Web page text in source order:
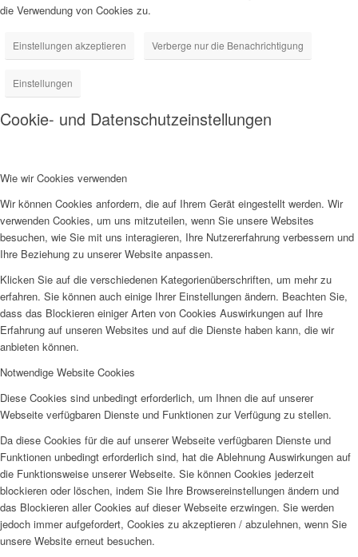
die Verwendung von Cookies zu.
Einstellungen akzeptieren Verberge nur die Benachrichtigung
Einstellungen
Cookie- und Datenschutzeinstellungen
Wie wir Cookies verwenden
Wir können Cookies anfordern, die auf Ihrem Gerät eingestellt werden. Wir
verwenden Cookies, um uns mitzuteilen, wenn Sie unsere Websites
besuchen, wie Sie mit uns interagieren, Ihre Nutzererfahrung verbessern und
Ihre Beziehung zu unserer Website anpassen.
Klicken Sie auf die verschiedenen Kategorienüberschriften, um mehr zu
erfahren. Sie können auch einige Ihrer Einstellungen ändern. Beachten Sie,
dass das Blockieren einiger Arten von Cookies Auswirkungen auf Ihre
Erfahrung auf unseren Websites und auf die Dienste haben kann, die wir
anbieten können.
Notwendige Website Cookies
Diese Cookies sind unbedingt erforderlich, um Ihnen die auf unserer
Webseite verfügbaren Dienste und Funktionen zur Verfügung zu stellen.
Da diese Cookies für die auf unserer Webseite verfügbaren Dienste und
Funktionen unbedingt erforderlich sind, hat die Ablehnung Auswirkungen auf
die Funktionsweise unserer Webseite. Sie können Cookies jederzeit
blockieren oder löschen, indem Sie Ihre Browsereinstellungen ändern und
das Blockieren aller Cookies auf dieser Webseite erzwingen. Sie werden
jedoch immer aufgefordert, Cookies zu akzeptieren / abzulehnen, wenn Sie
unsere Website erneut besuchen.